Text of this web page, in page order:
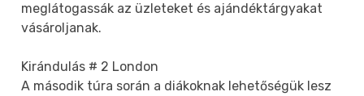
meglátogassák az üzleteket és ajándéktárgyakat
vásároljanak.
Kirándulás # 2 London
A második túra során a diákoknak lehetőségük lesz